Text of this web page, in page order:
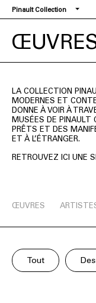
Aller
au
contenu
principal
Pinault Collection
LA COLLECTION
MODERNES ET
DONNE À VOIR À
MUSÉES DE PINAULT
PRÊTS ET DES
ET À L’ÉTRANGER.
RETROUVEZ ICI UNE
ŒUVRES
Tout